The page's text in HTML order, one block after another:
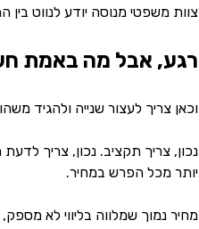
צוות משפטי מנוסה יודע לנווט
רגע, אבל מה באמת
וכאן צריך לעצור שנייה ולהגיד
נכון, צריך תקציב. נכון, צריך
יותר מכל הפרש במחיר.
מחיר נמוך שמלווה בליווי לא